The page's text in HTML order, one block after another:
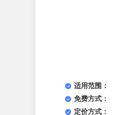
适用范围：
免费方式：
定价方式：